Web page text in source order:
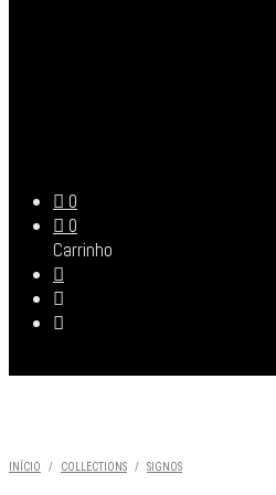
0
0
Carrinho
INÍCIO / COLLECTIONS / SIGNOS